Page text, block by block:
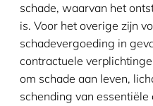
schade, waarvan het
is. Voor het overige zijn
schadevergoeding in
contractuele
om schade aan leven,
schending van